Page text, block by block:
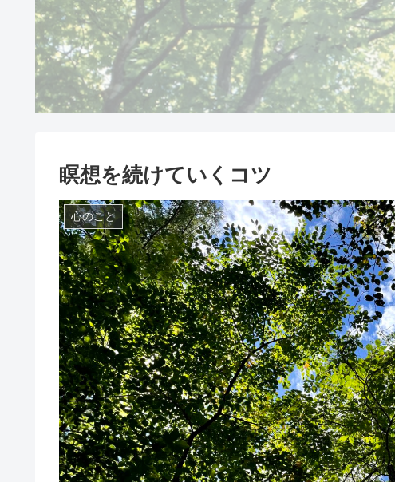
瞑想を続けていくコツ
心のこと